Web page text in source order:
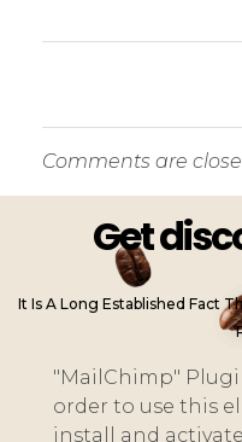
Comments are
Get
It Is A Long Established Fact
"MailChimp"
order to use this
install and